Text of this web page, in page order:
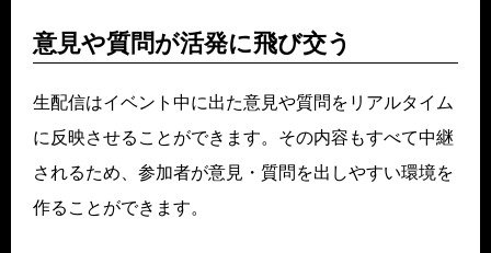
意見や質問が活発に飛び交う
生配信はイベント中に出た意見や質問をリアルタイム
に反映させることができます。その内容もすべて中継
されるため、参加者が意見・質問を出しやすい環境を
作ることができます。